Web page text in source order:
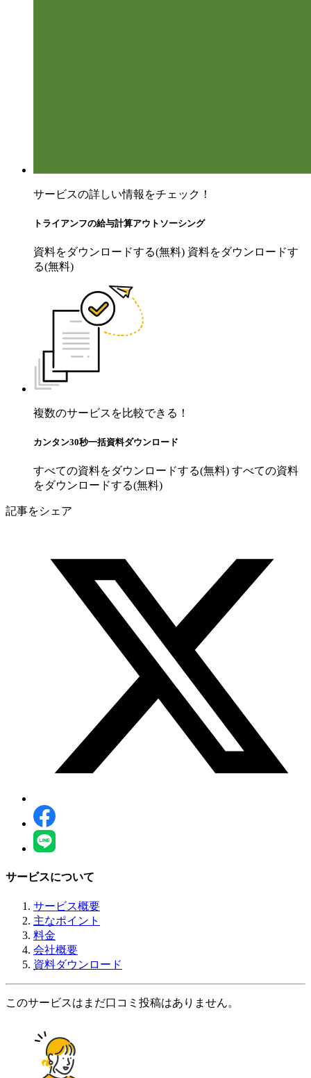
サービスの詳しい情報をチェック！
トライアンフの給与計算アウトソーシング
資料をダウンロードする(無料) 資料をダウンロードす
る(無料)
複数のサービスを比較できる！
カンタン30秒一括資料ダウンロード
すべての資料をダウンロードする(無料) すべての資料
をダウンロードする(無料)
記事をシェア
サービスについて
サービス概要
主なポイント
料金
会社概要
資料ダウンロード
このサービスはまだ口コミ投稿はありません。